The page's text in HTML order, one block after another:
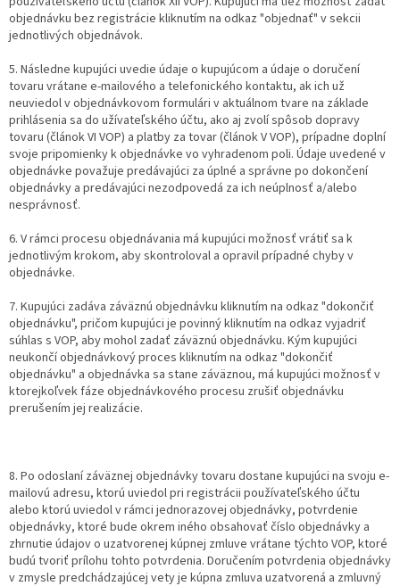
objednávku bez registrácie kliknutím na odkaz "objednať" v sekcii
jednotlivých objednávok.
5. Následne kupujúci uvedie údaje o kupujúcom a údaje o doručení
tovaru vrátane e-mailového a telefonického kontaktu, ak ich už
neuviedol v objednávkovom formulári v aktuálnom tvare na základe
prihlásenia sa do užívateľského účtu, ako aj zvolí spôsob dopravy
tovaru (článok VI VOP) a platby za tovar (článok V VOP), prípadne doplní
svoje pripomienky k objednávke vo vyhradenom poli. Údaje uvedené v
objednávke považuje predávajúci za úplné a správne po dokončení
objednávky a predávajúci nezodpovedá za ich neúplnosť a/alebo
nesprávnosť.
6. V rámci procesu objednávania má kupujúci možnosť vrátiť sa k
jednotlivým krokom, aby skontroloval a opravil prípadné chyby v
objednávke.
7. Kupujúci zadáva záväznú objednávku kliknutím na odkaz "dokončiť
objednávku", pričom kupujúci je povinný kliknutím na odkaz vyjadriť
súhlas s VOP, aby mohol zadať záväznú objednávku. Kým kupujúci
neukončí objednávkový proces kliknutím na odkaz "dokončiť
objednávku" a objednávka sa stane záväznou, má kupujúci možnosť v
ktorejkoľvek fáze objednávkového procesu zrušiť objednávku
prerušením jej realizácie.
8. Po odoslaní záväznej objednávky tovaru dostane kupujúci na svoju e-
mailovú adresu, ktorú uviedol pri registrácii používateľského účtu
alebo ktorú uviedol v rámci jednorazovej objednávky, potvrdenie
objednávky, ktoré bude okrem iného obsahovať číslo objednávky a
zhrnutie údajov o uzatvorenej kúpnej zmluve vrátane týchto VOP, ktoré
budú tvoriť prílohu tohto potvrdenia. Doručením potvrdenia objednávky
v zmysle predchádzajúcej vety je kúpna zmluva uzatvorená a zmluvný